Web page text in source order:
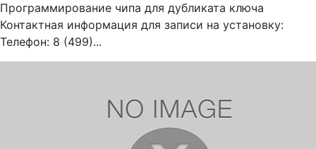
Программирование чипа для дубликата ключа
Контактная информация для записи на установку:
Телефон: 8 (499)...